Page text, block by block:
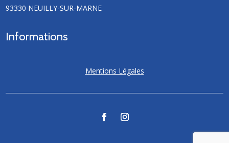
93330 NEUILLY-SUR-MARNE
Informations
Mentions Légales